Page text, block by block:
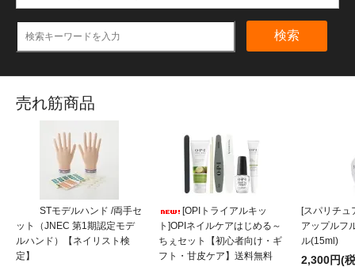
検索
売れ筋商品
STモデルハンド /両手セ
ット（JNEC 第1期認定モデ
ルハンド）【ネイリスト検
定】
[OPIトライアルキッ
ト]OPIネイルケアはじめる～
ちぇセット【初心者向け・ギ
フト・甘皮ケア】送料無料
[スパリチュ
アップルフ
ル(15ml)
2,300円(